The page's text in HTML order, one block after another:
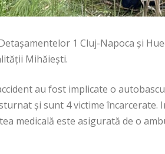
1 Cluj-Napoca și
Mihăiești.
au fost implicate o
și sunt 4 victime încarcerate.
medicală este asigurată de o